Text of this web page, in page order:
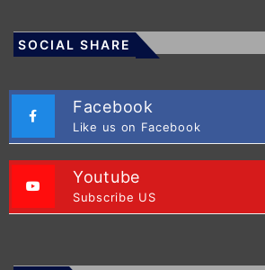
SOCIAL SHARE
Facebook
Like us on Facebook
Youtube
Subscribe US